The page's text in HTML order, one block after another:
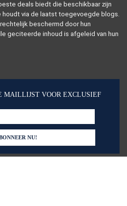
deals biedt die beschikbaar zijn
houdt via de laatst toegevoegde blogs.
beschermd door hun
geciteerde inhoud is afgeleid van hun
MAILLIJST VOOR EXCLUSIEF